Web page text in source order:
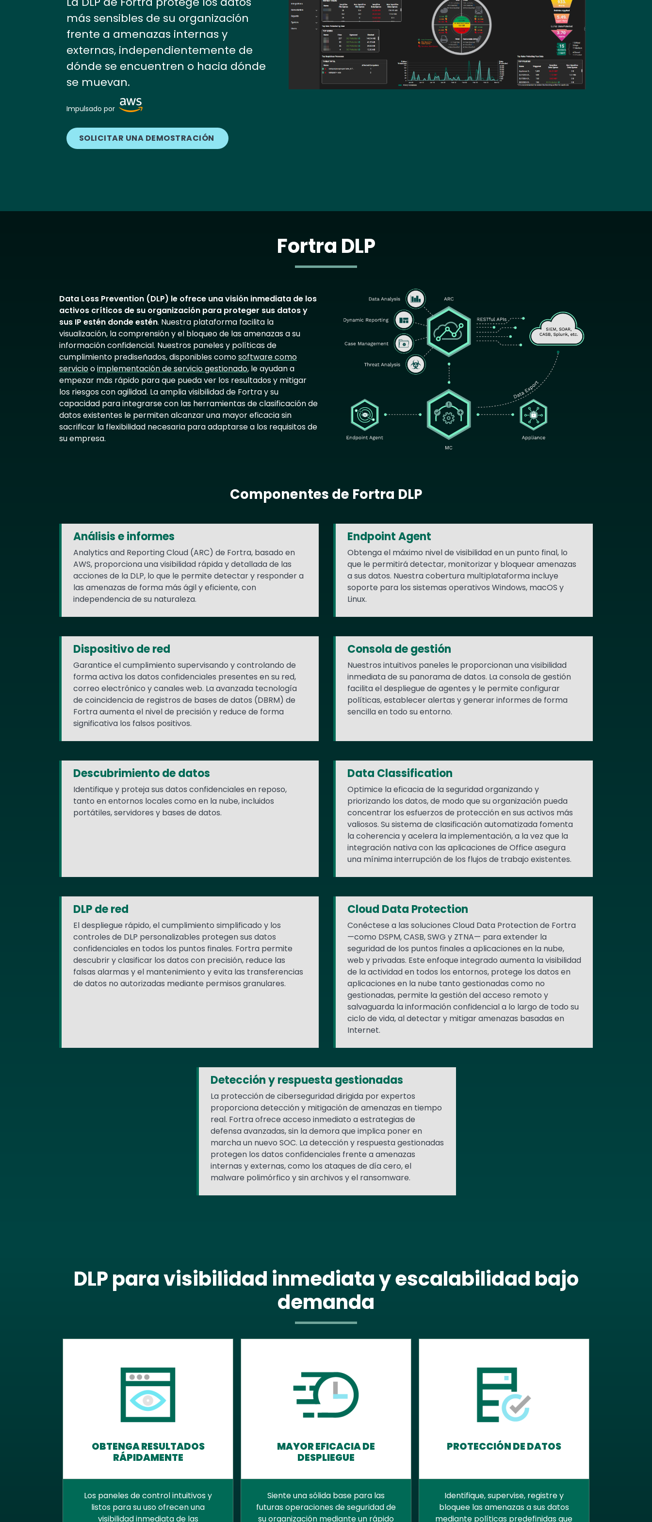
más sensibles de su organización
frente a amenazas internas y
externas, independientemente de
dónde se encuentren o hacia dónde
se muevan.
Impulsado por Image
SOLICITAR UNA DEMOSTRACIÓN
Fortra DLP
Data Loss Prevention (DLP) le ofrece una visión inmediata de los
activos críticos de su organización para proteger sus datos y
sus IP estén donde estén. Nuestra plataforma facilita la
visualización, la comprensión y el bloqueo de las amenazas a su
información confidencial. Nuestros paneles y políticas de
cumplimiento prediseñados, disponibles comosoftware como
serviciooimplementación de servicio gestionado, le ayudan a
empezar más rápido para que pueda ver los resultados y mitigar
los riesgos con agilidad. La amplia visibilidad de Fortra y su
capacidad para integrarse con las herramientas de clasificación de
datos existentes le permiten alcanzar una mayor eficacia sin
sacrificar la flexibilidad necesaria para adaptarse a los requisitos de
su empresa.
Componentes de Fortra DLP
Análisis e informes
Analytics and Reporting Cloud (ARC) de Fortra, basado en
AWS, proporciona una visibilidad rápida y detallada de las
acciones de la DLP, lo que le permite detectar y responder a
las amenazas de forma más ágil y eficiente, con
independencia de su naturaleza.
Endpoint Agent
Obtenga el máximo nivel de visibilidad en un punto final, lo
que le permitirá detectar, monitorizar y bloquear amenazas
a sus datos. Nuestra cobertura multiplataforma incluye
soporte para los sistemas operativos Windows, macOS y
Linux.
Dispositivo de red
Garantice el cumplimiento supervisando y controlando de
forma activa los datos confidenciales presentes en su red,
correo electrónico y canales web. La avanzada tecnología
de coincidencia de registros de bases de datos (DBRM) de
Fortra aumenta el nivel de precisión y reduce de forma
significativa los falsos positivos.
Consola de gestión
Nuestros intuitivos paneles le proporcionan una visibilidad
inmediata de su panorama de datos. La consola de gestión
facilita el despliegue de agentes y le permite configurar
políticas, establecer alertas y generar informes de forma
sencilla en todo su entorno.
Descubrimiento de datos
Identifique y proteja sus datos confidenciales en reposo,
tanto en entornos locales como en la nube, incluidos
portátiles, servidores y bases de datos.
Data Classification
Optimice la eficacia de la seguridad organizando y
priorizando los datos, de modo que su organización pueda
concentrar los esfuerzos de protección en sus activos más
valiosos. Su sistema de clasificación automatizada fomenta
la coherencia y acelera la implementación, a la vez que la
integración nativa con las aplicaciones de Office asegura
una mínima interrupción de los flujos de trabajo existentes.
DLP de red
El despliegue rápido, el cumplimiento simplificado y los
controles de DLP personalizables protegen sus datos
confidenciales en todos los puntos finales. Fortra permite
descubrir y clasificar los datos con precisión, reduce las
falsas alarmas y el mantenimiento y evita las transferencias
de datos no autorizadas mediante permisos granulares.
Cloud Data Protection
Conéctese a las soluciones Cloud Data Protection de Fortra
—como DSPM, CASB, SWG y ZTNA— para extender la
seguridad de los puntos finales a aplicaciones en la nube,
web y privadas. Este enfoque integrado aumenta la visibilidad
de la actividad en todos los entornos, protege los datos en
aplicaciones en la nube tanto gestionadas como no
gestionadas, permite la gestión del acceso remoto y
salvaguarda la información confidencial a lo largo de todo su
ciclo de vida, al detectar y mitigar amenazas basadas en
Internet.
Detección y respuesta gestionadas
La protección de ciberseguridad dirigida por expertos
proporciona detección y mitigación de amenazas en tiempo
real. Fortra ofrece acceso inmediato a estrategias de
defensa avanzadas, sin la demora que implica poner en
marcha un nuevo SOC. La detección y respuesta gestionadas
protegen los datos confidenciales frente a amenazas
internas y externas, como los ataques de día cero, el
malware polimórfico y sin archivos y el ransomware.
DLP para visibilidad inmediata y escalabilidad bajo
demanda
OBTENGA RESULTADOS
RÁPIDAMENTE
Los paneles de control intuitivos y
listos para su uso ofrecen una
visibilidad inmediata de las
MAYOR EFICACIA DE
DESPLIEGUE
Siente una sólida base para las
futuras operaciones de seguridad de
su organización mediante un rápido
PROTECCIÓN DE DATOS
Identifique, supervise, registre y
bloquee las amenazas a sus datos
mediante políticas predefinidas que